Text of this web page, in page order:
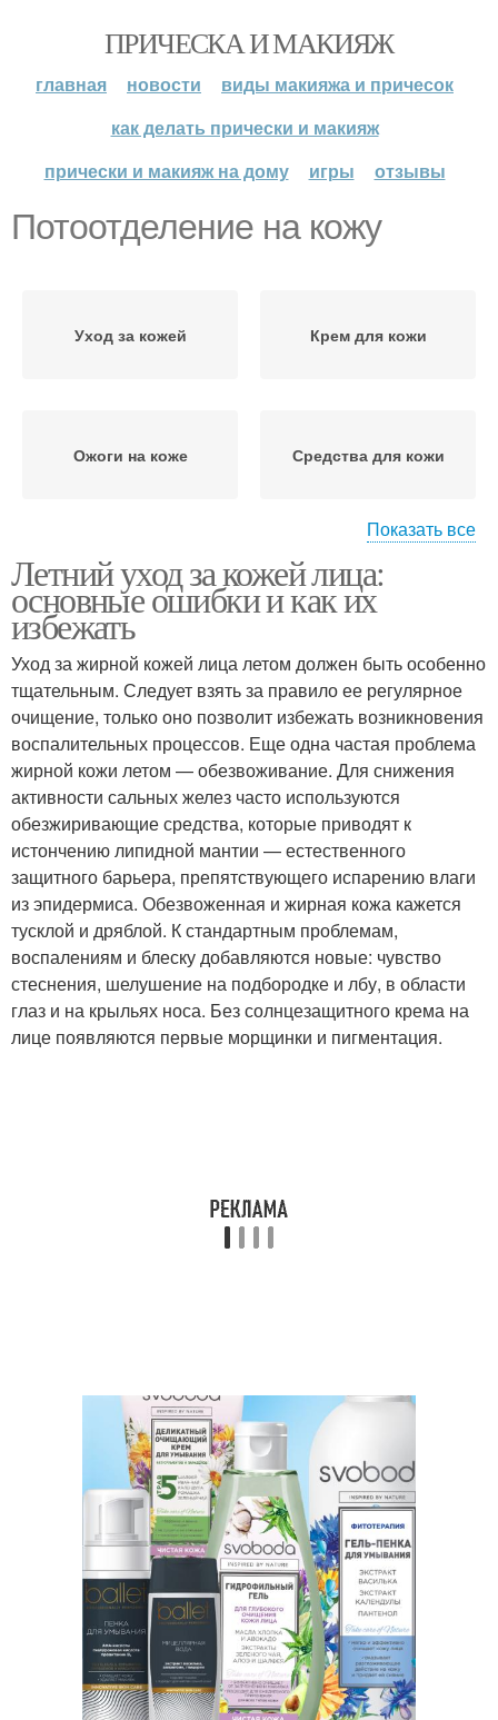
ПРИЧЕСКА И МАКИЯЖ
главная новости
виды макияжа и причесок
как делать прически и макияж
прически и макияж на дому
игры отзывы
Потоотделение на кожу
Уход за кожей Крем для кожи
Ожоги на коже Средства для кожи
Солнце на кожу Кожи в жару
Показать все
Летний уход за кожей лица:
основные ошибки и как их
избежать
Уход за жирной кожей лица летом должен быть особенно
тщательным. Следует взять за правило ее регулярное
очищение, только оно позволит избежать возникновения
воспалительных процессов. Еще одна частая проблема
жирной кожи летом — обезвоживание. Для снижения
активности сальных желез часто используются
обезжиривающие средства, которые приводят к
истончению липидной мантии — естественного
защитного барьера, препятствующего испарению влаги
из эпидермиса. Обезвоженная и жирная кожа кажется
тусклой и дряблой. К стандартным проблемам,
воспалениям и блеску добавляются новые: чувство
стеснения, шелушение на подбородке и лбу, в области
глаз и на крыльях носа. Без солнцезащитного крема на
лице появляются первые морщинки и пигментация.